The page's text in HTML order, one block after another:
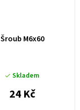
Šroub M6x60
Skladem
24 Kč